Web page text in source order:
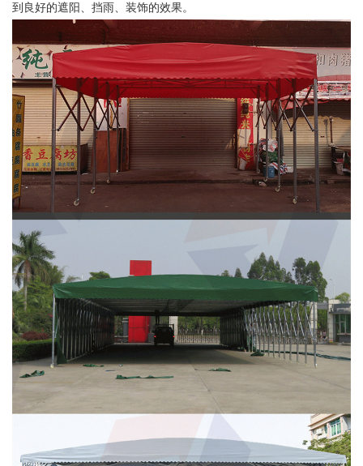
到良好的遮阳、挡雨、装饰的效果。